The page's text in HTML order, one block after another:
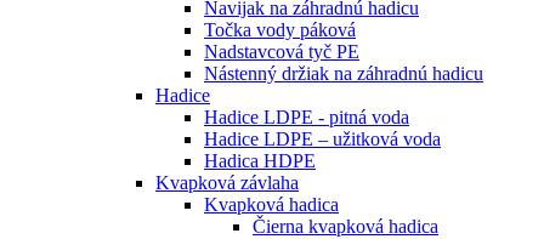
Navijak na záhradnú hadicu
Točka vody páková
Nadstavcová tyč PE
Nástenný držiak na záhradnú hadicu
Hadice
Hadice LDPE - pitná voda
Hadice LDPE – užitková voda
Hadica HDPE
Kvapková závlaha
Kvapková hadica
Čierna kvapková hadica